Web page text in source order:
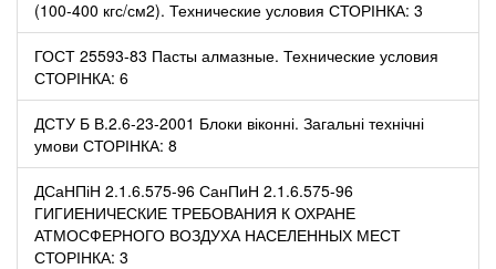
(100-400 кгс/см2). Технические условия СТОРІНКА: 3
ГОСТ 25593-83 Пасты алмазные. Технические условия
СТОРІНКА: 6
ДСТУ Б В.2.6-23-2001 Блоки віконні. Загальні технічні
умови СТОРІНКА: 8
ДСаНПіН 2.1.6.575-96 СанПиН 2.1.6.575-96
ГИГИЕНИЧЕСКИЕ ТРЕБОВАНИЯ К ОХРАНЕ
АТМОСФЕРНОГО ВОЗДУХА НАСЕЛЕННЫХ МЕСТ
СТОРІНКА: 3